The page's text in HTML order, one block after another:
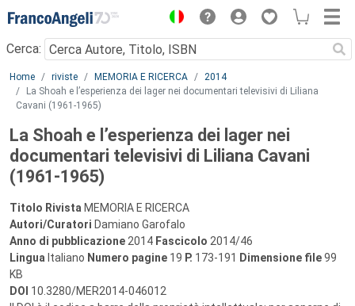
Menu
Cerca:
Main content
Home riviste MEMORIA E RICERCA
2014
La Shoah e l’esperienza dei lager nei documentari televisivi di Liliana
Cavani (1961-1965)
La Shoah e l’esperienza dei lager nei
documentari televisivi di Liliana Cavani
(1961-1965)
Titolo Rivista MEMORIA E RICERCA
Autori/Curatori Damiano Garofalo
Anno di pubblicazione 2014 Fascicolo 2014/46
Lingua Italiano Numero pagine 19 P. 173-191 Dimensione file99
KB
DOI 10.3280/MER2014-046012